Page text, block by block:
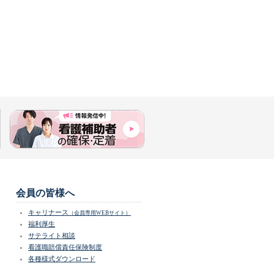
会員の皆様へ
キャリナース （会員専用WEBサイト）
福利厚生
サテライト相談
看護職賠償責任保険制度
各種様式ダウンロード